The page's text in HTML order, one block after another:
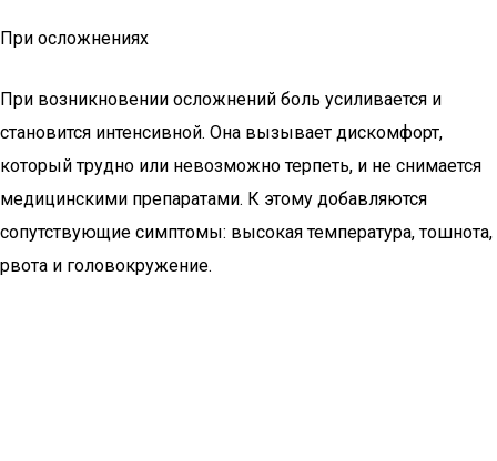
При осложнениях
При возникновении осложнений боль усиливается и
становится интенсивной. Она вызывает дискомфорт,
который трудно или невозможно терпеть, и не снимается
медицинскими препаратами. К этому добавляются
сопутствующие симптомы: высокая температура, тошнота,
рвота и головокружение.